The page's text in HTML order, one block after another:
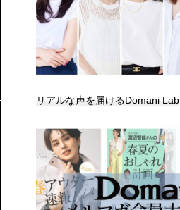
リアルな声を届けるDomani Lab